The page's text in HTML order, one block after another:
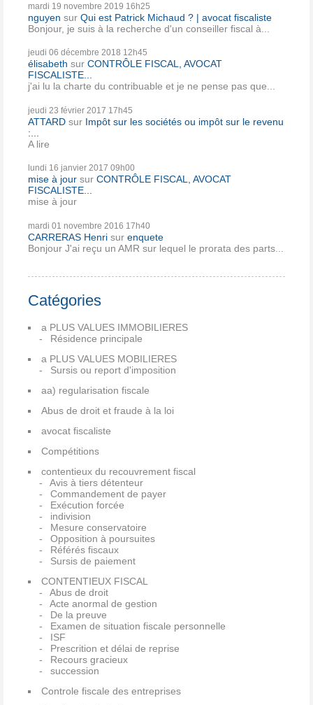
mardi 19 novembre 2019 16h25
nguyen sur Qui est Patrick Michaud ? | avocat fiscaliste
Bonjour, je suis à la recherche d'un conseiller fiscal à...
jeudi 06 décembre 2018 12h45
élisabeth sur CONTRÔLE FISCAL, AVOCAT
FISCALISTE...
j'ai lu la charte du contribuable et je ne pense pas que...
jeudi 23 février 2017 17h45
ATTARD sur Impôt sur les sociétés ou impôt sur le revenu
:...
A lire
lundi 16 janvier 2017 09h00
mise à jour sur CONTRÔLE FISCAL, AVOCAT
FISCALISTE...
mise à jour
mardi 01 novembre 2016 17h40
CARRERAS Henri sur enquete
Bonjour J'ai reçu un AMR sur lequel le prorata des parts...
Catégories
a PLUS VALUES IMMOBILIERES
Résidence principale
a PLUS VALUES MOBILIERES
Sursis ou report d'imposition
aa) regularisation fiscale
Abus de droit et fraude à la loi
avocat fiscaliste
Compétitions
contentieux du recouvrement fiscal
Avis à tiers détenteur
Commandement de payer
Exécution forcée
indivision
Mesure conservatoire
Opposition à poursuites
Référés fiscaux
Sursis de paiement
CONTENTIEUX FISCAL
Abus de droit
Acte anormal de gestion
De la preuve
Examen de situation fiscale personnelle
ISF
Prescrition et délai de reprise
Recours gracieux
succession
Controle fiscale des entreprises